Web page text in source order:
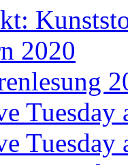
2020
Tuesday
Tuesday